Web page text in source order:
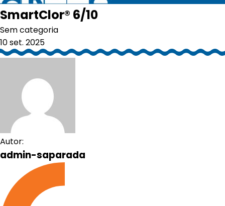
SmartClor® 6/10
Sem categoria
10 set. 2025
Autor:
admin-saparada